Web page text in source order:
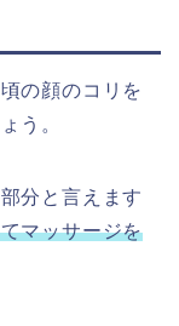
の顔のコリを
う。
分と言えます
マッサージを